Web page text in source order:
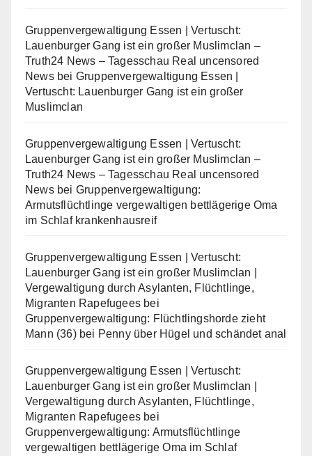
Gruppenvergewaltigung Essen | Vertuscht:
Lauenburger Gang ist ein großer Muslimclan –
Truth24 News – Tagesschau Real uncensored
Newsbei Gruppenvergewaltigung Essen |
Vertuscht: Lauenburger Gang ist ein großer
Muslimclan
Gruppenvergewaltigung Essen | Vertuscht:
Lauenburger Gang ist ein großer Muslimclan –
Truth24 News – Tagesschau Real uncensored
Newsbei Gruppenvergewaltigung:
Armutsflüchtlinge vergewaltigen bettlägerige Oma
im Schlaf krankenhausreif
Gruppenvergewaltigung Essen | Vertuscht:
Lauenburger Gang ist ein großer Muslimclan |
Vergewaltigung durch Asylanten, Flüchtlinge,
Migranten Rapefugees bei
Gruppenvergewaltigung: Flüchtlingshorde zieht
Mann (36) bei Penny über Hügel und schändet anal
Gruppenvergewaltigung Essen | Vertuscht:
Lauenburger Gang ist ein großer Muslimclan |
Vergewaltigung durch Asylanten, Flüchtlinge,
Migranten Rapefugees bei
Gruppenvergewaltigung: Armutsflüchtlinge
vergewaltigen bettlägerige Oma im Schlaf